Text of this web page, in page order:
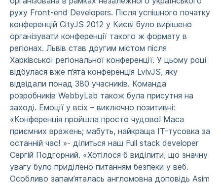
руху Front-end Developers. Після успішного початку
конференцій CityJS 2012 у Києві було вирішено
організувати конференції такого ж формату в
регіонах. Львів став другим містом після
Харківської регіональної конференції. У цьому році
відбулася вже п’ята конференція LvivJS, яку
відвідали понад 380 учасників. Команда
розробників WebbyLab також була присутня на
заході. Емоції у всіх – виключно позитивні:
«Конференція пройшла просто чудово! Маса
приємних вражень; мабуть, найкраща IT-тусовка за
останній час! »- ділиться наш Full stack developer
Сергій Подгорний. «Хотілося б виділити, що значну
увагу було приділено питанням безпеки у веб.
Особливо запам’яталась англомовна доповідь Asim